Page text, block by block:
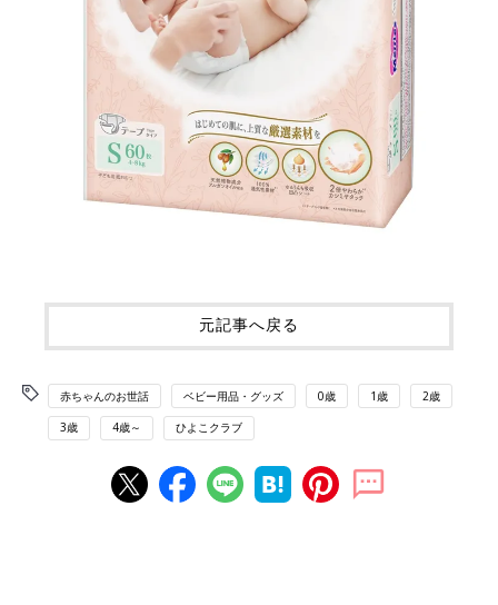
元記事へ戻る
赤ちゃんのお世話 ベビー用品・グッズ 0歳 1歳 2歳
3歳 4歳～ ひよこクラブ